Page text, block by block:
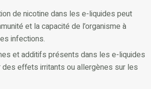
de nicotine dans les e-liquides peut
et la capacité de l’organisme à
infections.
et additifs présents dans les e-liquides
des effets irritants ou allergènes sur les